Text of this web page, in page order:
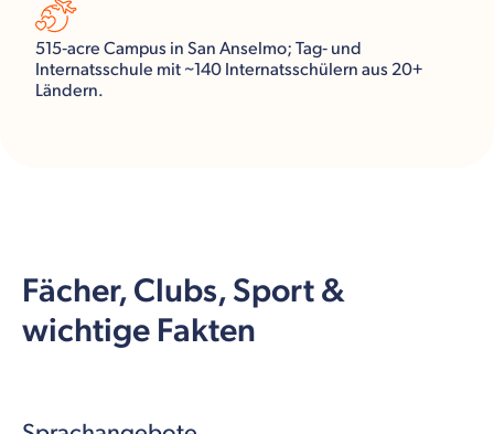
515‑acre Campus in San Anselmo; Tag‑ und
Internatsschule mit ~140 Internatsschülern aus 20+
Ländern.
Fächer, Clubs, Sport &
wichtige Fakten